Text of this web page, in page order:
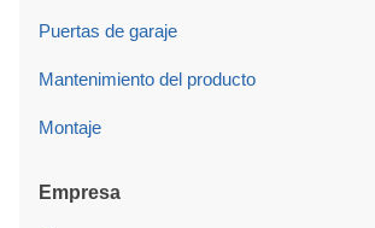
Puertas de garaje
Mantenimiento del producto
Montaje
Empresa